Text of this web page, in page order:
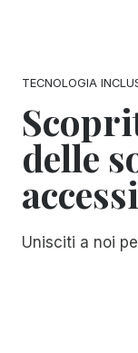
TECNOLOGIA
delle
Unisciti a noi